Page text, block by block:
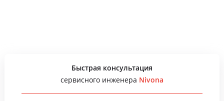
Быстрая консультация
сервисного инженера Nivona